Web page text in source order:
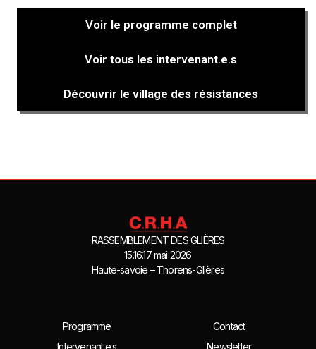
Voir le programme complet
Voir tous les intervenant.e.s
Découvrir le village des résistances
RASSEMBLEMENT DES GLIÈRES
15.16.17 mai 2026
Haute-savoie – Thorens-Glières
Programme
Intervenant.e.s
Contact
Newsletter